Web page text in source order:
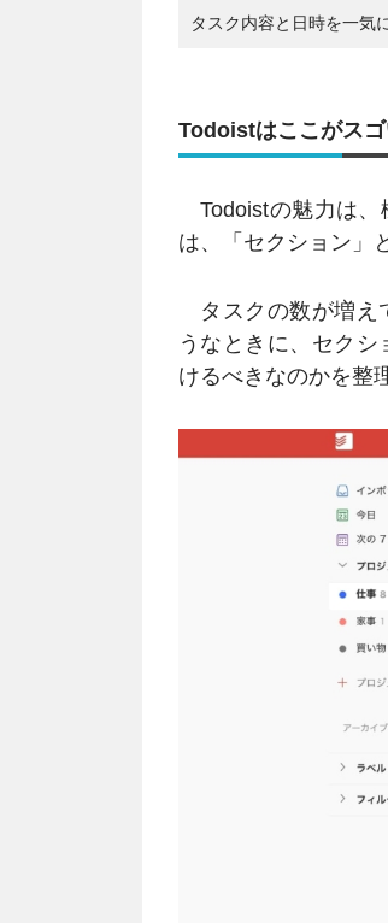
タスク内容と日時を一気
Todoistはここがス
Todoistの魅力は、
は、「セクション」
タスクの数が増え
うなときに、セク
けるべきなのかを整